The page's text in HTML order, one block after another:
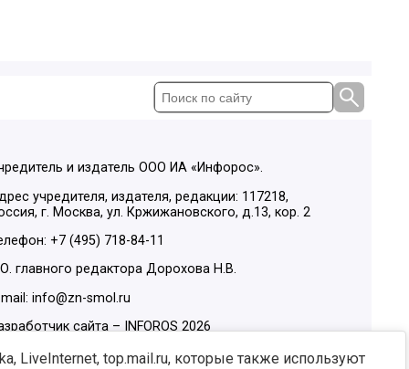
и издатель ООО ИА «Инфорос».
учредителя, издателя, редакции: 117218,
г. Москва, ул. Кржижановского, д.13, кор. 2
+7 (495) 718-84-11
главного редактора Дорохова Н.В.
info@zn-smol.ru
сайта –
INFOROS 2026
в социальных сетях:
LiveInternet, top.mail.ru, которые также используют